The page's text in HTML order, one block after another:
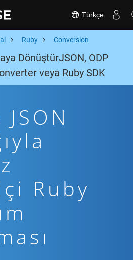
Türkçe
Ruby Conversion
DönüştürJSON, ODP
veya Ruby SDK
Ruby